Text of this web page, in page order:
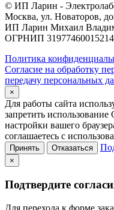
© ИП Ларин -
Москва, ул. Новаторов,
ИП Ларин Михаил
ОГРНИП
Политика
Согласие на обработку
передачу персональных
×
Для работы сайта
запретить
настройки вашего
соглашаетесь с
Принять Отказаться
×
Подтвердите
Для перехода к форме